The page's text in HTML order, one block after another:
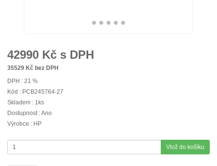
42990 Kč s DPH
35529 Kč bez DPH
DPH : 21 %
Kód : PCB245764-27
Skladem : 1ks
Dostupnost : Ano
Výrobce : HP
Vlož do košíku